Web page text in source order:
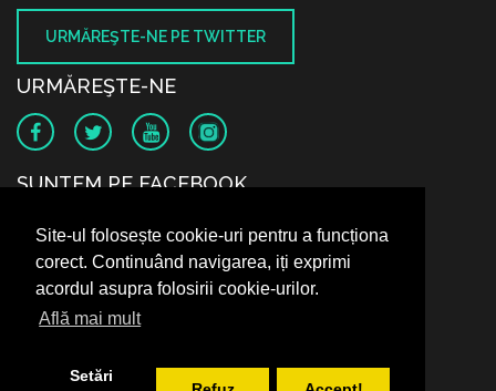
Site-ul folosește cookie-uri pentru a funcționa
corect. Continuând navigarea, iți exprimi
acordul asupra folosirii cookie-urilor.
Află mai mult
Setări
URMĂREŞTE-NE PE TWITTER
URMĂREŞTE-NE
SUNTEM PE FACEBOOK